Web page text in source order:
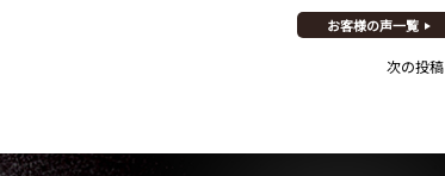
お客様の声一覧
次の投稿